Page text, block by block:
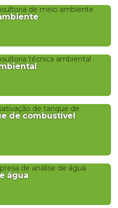
de combustível
água